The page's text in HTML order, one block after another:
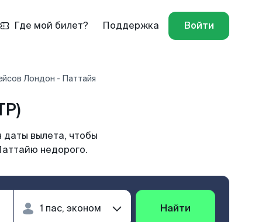
Где мой билет? Поддержка Войти
Лондон - Паттайя
вылета, чтобы
недорого.
Найти